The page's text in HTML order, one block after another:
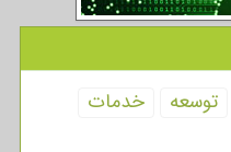
توسعه
خدمات